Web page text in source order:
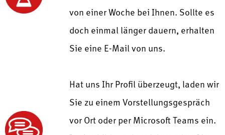
von einer Woche bei Ihnen. Sollte es
doch einmal länger dauern, erhalten
Sie eine E-Mail von uns.
Hat uns Ihr Profil überzeugt, laden wir
Sie zu einem Vorstellungsgespräch
vor Ort oder per Microsoft Teams ein.